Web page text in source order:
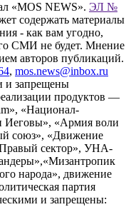
«MOS NEWS». ЭЛ №
содержать материалы
- как вам угодно,
СМИ не будет. Мнение
авторов публикаций.
, mos.news@inbox.ru
и запрещены
продуктов —
«Национал-
Иеговы», «Армия воли
союз», «Движение
сектор», УНА-
народа», движение
партия
и запрещены: